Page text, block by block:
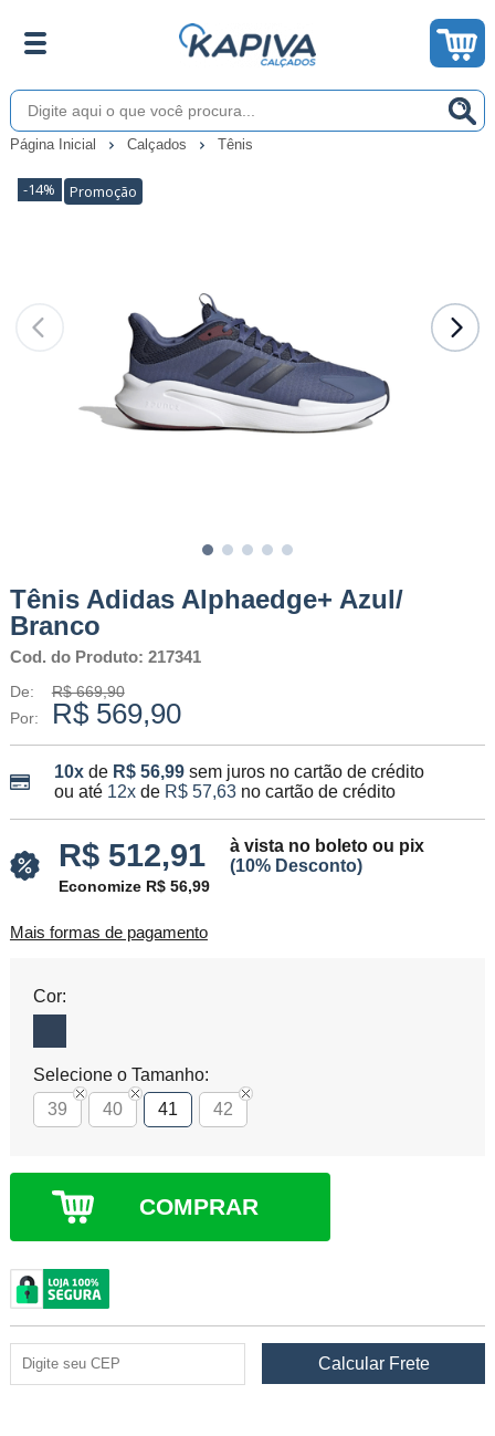
Página Inicial Calçados Tênis
-14% Promoção
Tênis Adidas Alphaedge+ Azul/
Branco
Cod. do Produto: 217341
De:
R$ 669,90
Por:
R$ 569,90
10xde R$ 56,99 sem juros no cartão de crédito
ou até 12xde R$ 57,63no cartão de crédito
R$ 512,91
à vista no boleto ou pix
(10% Desconto)
Economize R$ 56,99
Mais formas de pagamento
Cor:
Selecione o Tamanho:
39
40 41 42
COMPRAR